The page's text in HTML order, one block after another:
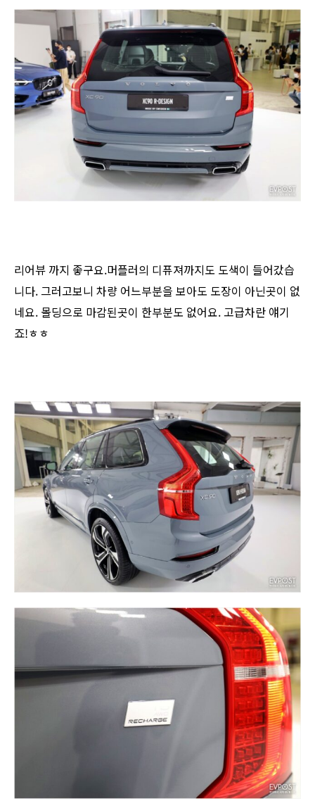
리어뷰 까지 좋구요.머플러의 디퓨져까지도 도색이 들어갔습
니다. 그러고보니 차량 어느부분을 보아도 도장이 아닌곳이 없
네요. 몰딩으로 마감된곳이 한부분도 없어요. 고급차란 얘기
죠!ㅎㅎ